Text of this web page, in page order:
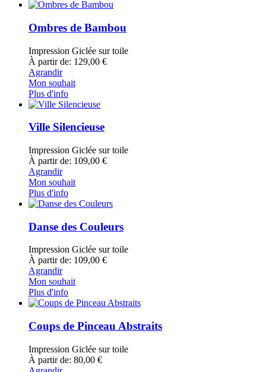
Ombres de Bambou
Impression Giclée sur toile
À partir de: 129,00 €
Agrandir
Mon souhait
Plus d'info
Ville Silencieuse
Impression Giclée sur toile
À partir de: 109,00 €
Agrandir
Mon souhait
Plus d'info
Danse des Couleurs
Impression Giclée sur toile
À partir de: 109,00 €
Agrandir
Mon souhait
Plus d'info
Coups de Pinceau Abstraits
Impression Giclée sur toile
À partir de: 80,00 €